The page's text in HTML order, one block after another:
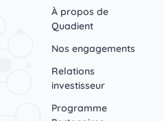
À propos de
Quadient
Nos engagements
Relations
investisseur
Programme